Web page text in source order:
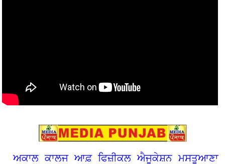
ਅਕਾਲ ਕਾਲਜ ਆਫ਼ ਫਿਜ਼ੀਕਲ ਐਜੂਕੇਸ਼ਨ ਮਸਤੂਆਣਾ